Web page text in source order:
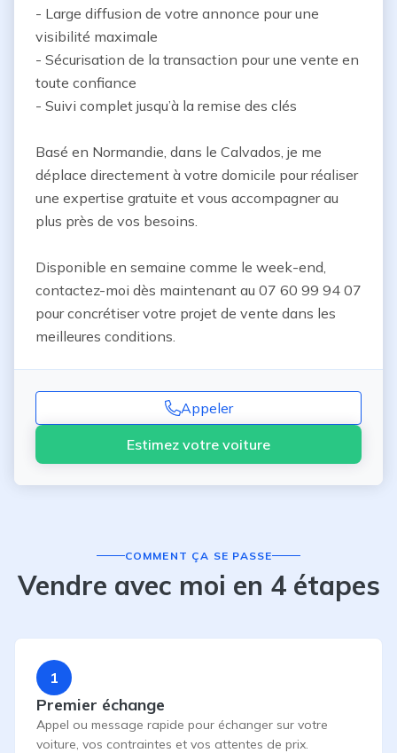
- Large diffusion de votre annonce pour une
visibilité maximale
- Sécurisation de la transaction pour une vente en
toute confiance
- Suivi complet jusqu’à la remise des clés
Basé en Normandie, dans le Calvados, je me
déplace directement à votre domicile pour réaliser
une expertise gratuite et vous accompagner au
plus près de vos besoins.
Disponible en semaine comme le week-end,
contactez-moi dès maintenant au 07 60 99 94 07
pour concrétiser votre projet de vente dans les
meilleures conditions.
Appeler
Estimez votre voiture
COMMENT ÇA SE PASSE
Vendre avec moi en 4 étapes
1
Premier échange
Appel ou message rapide pour échanger sur votre
voiture, vos contraintes et vos attentes de prix.